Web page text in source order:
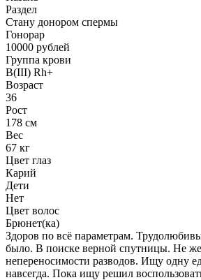
Раздел
Стану донором спермы
Гонoрар
10000 рублей
Группа крови
B(III) Rh+
Возраст
36
Рост
178 см
Вес
67 кг
Цвет глаз
Карий
Дети
Нет
Цвет волос
Брюнет(ка)
Здоров по всё параметрам.
было. В поиске верной спутницы. Не
непереносимости разводов. Ищу одну
навсегда. Пока ищу решил